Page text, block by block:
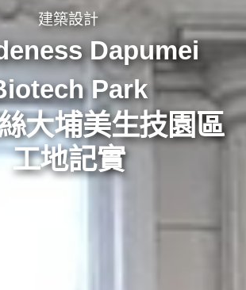
建築設計
Dapumei
Park
大埔美生技園區
工地記實